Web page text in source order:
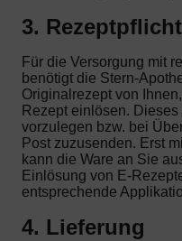
3.
Für die Versorgung mit
benötigt die Stern-
Originalrezept von
Rezept einlösen.
vorzulegen bzw. bei
Post zuzusenden. Erst
kann die Ware an Sie
Einlösung von E-
entsprechende
4. Lieferung